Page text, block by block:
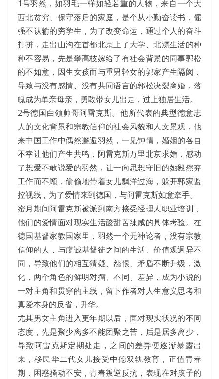
1号羽然，如羽毛一样如轻若重的人物，来自一个大
西北贫穷、保守落后的家庭，是个从小勤奋读书，倔
强不认输的穷学生，为了改变命运，通过个人的奋斗
打拼，走出山沟在首都北京上了大学、北漂生活的种
种不容易，先是攀高枝嫁给了有社会背景的同事郭松
的不如意，因生女孩而与重男轻女的郭家产生隔阂，
导致与没有感情、没有共同语言的郭松决裂离婚，落
魄成为单亲母亲，勇敢带女儿出走，过上独居生活。
2号德国白领帅哥阿雷克斯。他所代表的典型德意志
人的文化背景和宗教信仰的社会风貌和人文景观，他
来中国工作中偶然邂逅羽然，一见钟情，婚姻的各自
不幸让他们产生共鸣，阿雷克斯万里北京求婚，感动
了想爱不敢说爱的羽然，让一向思想守旧的她毅然弃
工作而不顾，偷偷地带着女儿飘洋过海，躲开郭家监
控视线，为了爱情来到德国，与阿雷克斯如意牵手。
蜜月期间阿雷克斯被派到南方接受经理人职业培训，
他们的爱情面对现实生活酸甜苦辣咸的具体考验。在
德国基督家教国家里，羽然一个无神论者，没有宗教
信仰的人，与虔诚基督徒之间的生活、价值观迥异不
同，导致他们的相互猜疑、怨恨、矛盾不断升级，激
化，两个角色的鲜明对擂、不同、差异，成为小说的
一对主角和贯穿的主线，留下作者对人生意义思考和
真爱本身的反省，升华。
尤其男女主角进入更年期以后，面对现实状况的不同
态度，先是聚少离多不能团聚之苦，后是居多离少，
导致阿雷克斯定期处走，之间的差异便逐渐暴露出
来，移民华二代女儿接受中德双轨教育，正值青春
期，困惑骚动不安，青春叛逆反抗，表现在对孩子的